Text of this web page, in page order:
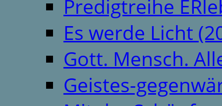
Predigtreihe
Es werde Licht
Gott. Mensch.
Geistes-